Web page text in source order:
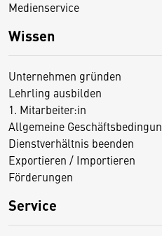
Medienservice
Wissen
Unternehmen gründen
Lehrling ausbilden
1. Mitarbeiter:in
Allgemeine
Dienstverhältnis beenden
Exportieren / Importieren
Förderungen
Service